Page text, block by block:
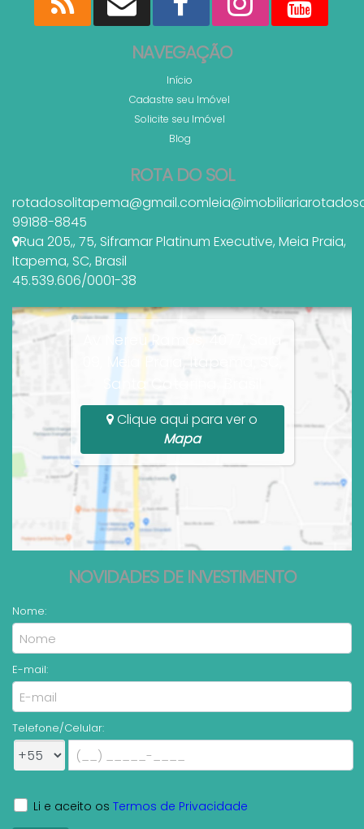
NAVEGAÇÃO
Início
Cadastre seu Imóvel
Solicite seu Imóvel
Blog
ROTA DO SOL
rotadosolitapema@gmail.com
99188-8845
Rua 205,, 75, Siframar Platinum Executive, Meia Praia,
Itapema, SC, Brasil
45.539.606/0001-38
Av Nereu Ramos, 4077, Sala
09, Meia Praia, Itapema, SC,
Santa Catarina, Brasil
Clique aqui para ver o
Mapa
NOVIDADES DE INVESTIMENTO
Nome:
E-mail:
Telefone/Celular:
Li e aceito os Termos de Privacidade